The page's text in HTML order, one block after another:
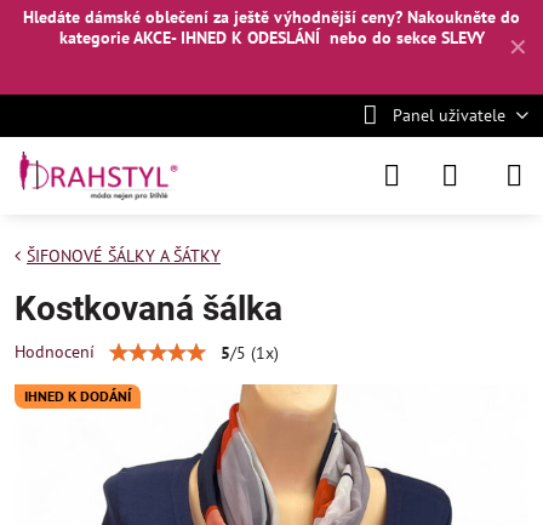
✕
Hledáte dámské oblečení za ještě výhodnější ceny? Nakoukněte do
kategorie AKCE- IHNED K ODESLÁNÍ nebo do sekce SLEVY
Panel uživatele
IHNED K DODÁNÍ
ŠIFONOVÉ ŠÁLKY A ŠÁTKY
Kostkovaná šálka
Hodnocení 5/5 (1x)